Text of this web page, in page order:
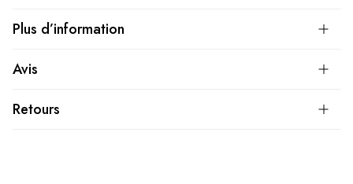
Plus d’information
Avis
Retours